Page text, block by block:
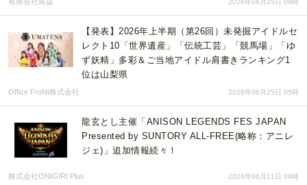
2026年06月25日 09時
【発表】2026年上半期（第26回）未発掘アイドルセ
レクト10「世界遺産」「伝統工芸」「競馬場」「ゆ
ず妖精」多彩＆ご当地アイドル肩書きランキング1
位は山梨県
Office FroNt株式会社 2026年06月25日 05時
龍玄とし主催「ANISON LEGENDS FES JAPAN
Presented by SUNTORY ALL-FREE(略称：アニレ
ジェ)」追加情報続々！
株式会社ONIGIRI Plus 2026年06月11日 06時